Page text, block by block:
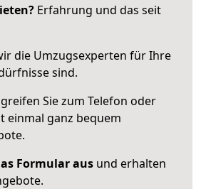
Erfahrung und das seit
die Umzugsexperten für Ihre
sind.
Sie zum Telefon oder
einmal ganz bequem
Formular aus und erhalten